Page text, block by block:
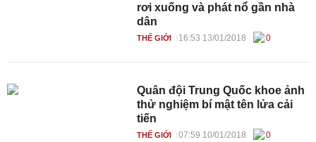
rơi xuống và phát nổ gần nhà
dân
THẾ GIỚI 16:53 13/01/2018 0
Quân đội Trung Quốc khoe ảnh
thử nghiệm bí mật tên lửa cải
tiến
THẾ GIỚI 07:59 10/01/2018 0